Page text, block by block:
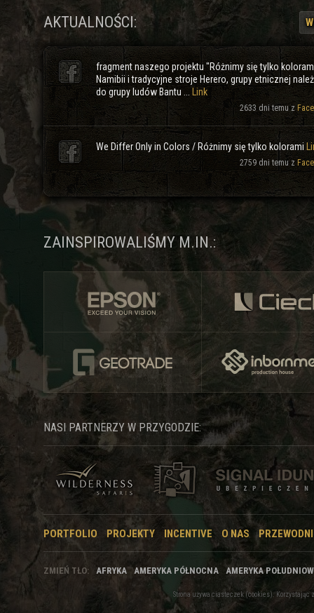
AKTUALNOŚCI:
fragment naszego projektu "Różnimy się tylko
Namibii i tradycyjne stroje Herero, grupy etnicznej
do grupy ludów Bantu ... Link
2633 dni temu z
We Differ Only in Colors / Różnimy się tylko kolorami
2759 dni temu z
ZAINSPIROWALIŚMY M.IN.:
NASI PARTNERZY W PRZYGODZIE:
PORTFOLIO PROJEKTY INCENTIVE O NAS
ZMIEŃ TŁO: AFRYKA AMERYKA PÓŁNOCNA AMERYKA
Strona używa ciasteczek (cookies).